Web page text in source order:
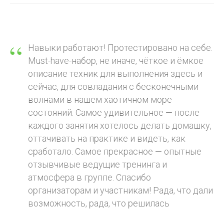
“
Навыки работают! Протестировано на себе.
Must-have-набор, не иначе, чёткое и ёмкое
описание техник для выполнения здесь и
сейчас, для совладания с бесконечными
волнами в нашем хаотичном море
состояний. Самое удивительное — после
каждого занятия хотелось делать домашку,
оттачивать на практике и видеть, как
сработало. Самое прекрасное — опытные
отзывчивые ведущие тренинга и
атмосфера в группе. Спасибо
организаторам и участникам! Рада, что дали
возможность, рада, что решилась